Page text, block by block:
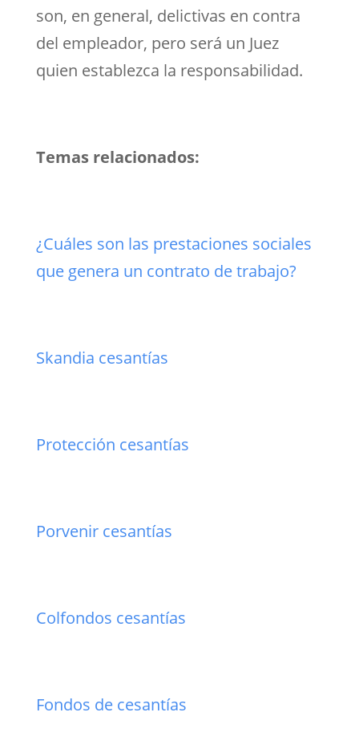
son, en general, delictivas en contra
del empleador, pero será un Juez
quien establezca la responsabilidad.
Temas relacionados:
¿Cuáles son las prestaciones sociales
que genera un contrato de trabajo?
Skandia cesantías
Protección cesantías
Porvenir cesantías
Colfondos cesantías
Fondos de cesantías